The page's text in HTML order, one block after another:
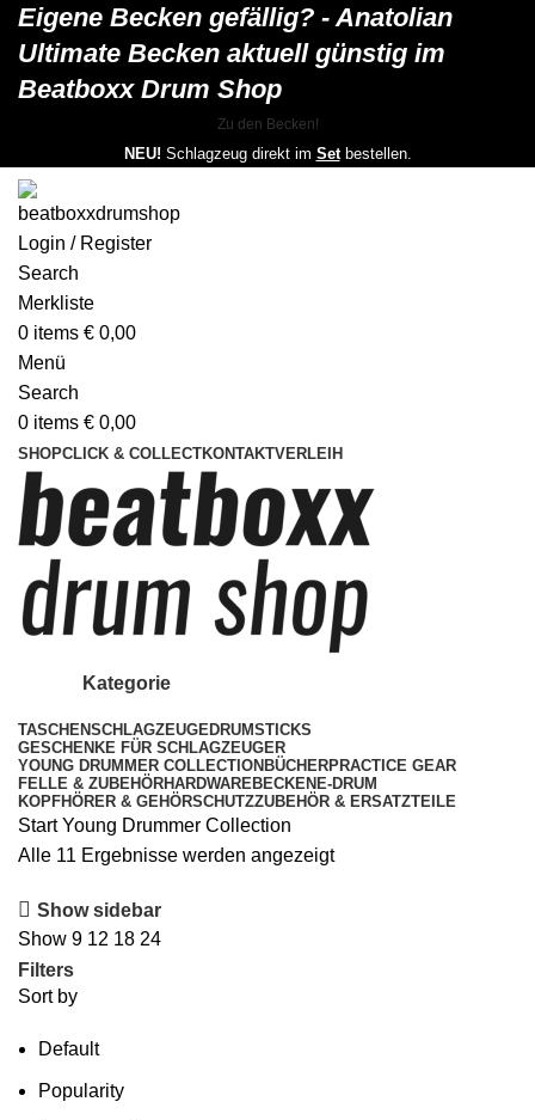
Eigene Becken gefällig? - Anatolian
Ultimate Becken aktuell günstig im
Beatboxx Drum Shop
Zu den Becken!
NEU! Schlagzeug direkt im Setbestellen.
Login / Register
Search
Merkliste
0 items € 0,00
Menü
Search
0 items € 0,00
SHOPCLICK & COLLECTKONTAKTVERLEIH
Kategorie
TASCHENSCHLAGZEUGE DRUMSTICKS
GESCHENKE FÜR SCHLAGZEUGER
YOUNG DRUMMER COLLECTION BÜCHERPRACTICE GEAR
FELLE & ZUBEHÖRHARDWARE BECKEN E-DRUM
KOPFHÖRER & GEHÖRSCHUTZZUBEHÖR & ERSATZTEILE
StartYoung Drummer Collection
Alle 11 Ergebnisse werden angezeigt
Show sidebar
Show 9 12 18 24
Filters
Sort by
Default
Popularity